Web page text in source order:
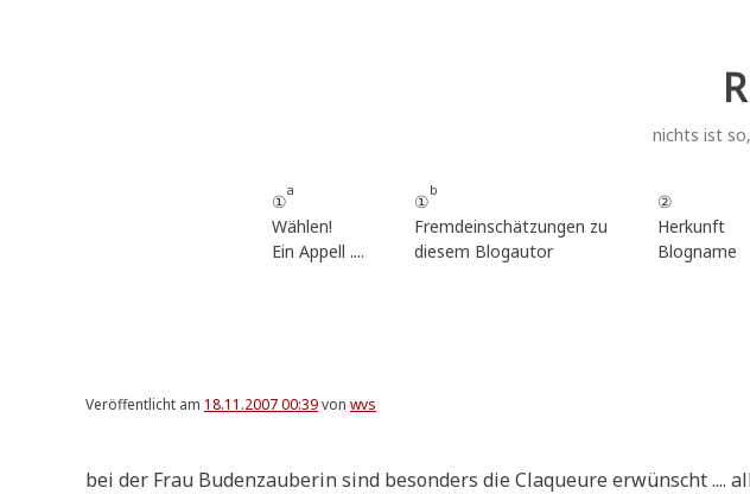
nichts ist
①
a
Wählen!
Ein Appell ....
①
b
Fremdeinschätzungen zu
diesem Blogautor
②
Herkunft
Blogname
Veröffentlicht am 18.11.2007 00:39von wvs
bei der Frau Buden­zau­be­rin sind beson­ders die Cla­queu­re erwünscht ....